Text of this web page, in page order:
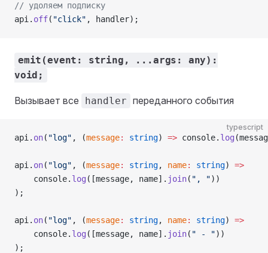
// удоляем подписку
api. off( "click" , handler);
emit(event: string, ...args: any):
void;
Вызывает все handler переданного события
typescript
api. on( "log" , (message: string) => console. log
api. on( "log" , (message: string, name: string) =>
    console.
log ([message, name]. join( ", "))
);
api. on( "log" , (message: string, name: string) =>
    console.
log ([message, name]. join( " - "))
);